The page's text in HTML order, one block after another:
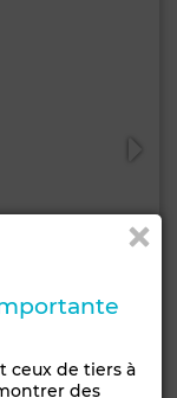
ceux de tiers à
des